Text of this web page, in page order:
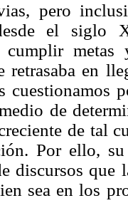
pero
el
cumplir metas
retrasaba en
cuestionamos
de
de tal
Por ello,
discursos que
sea en los